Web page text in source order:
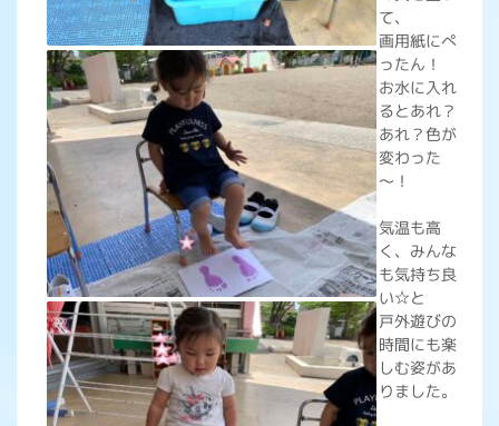
て、
画用紙にぺ
ったん！
お水に入れ
るとあれ？
あれ？色が
変わった
～！
気温も高
く、みんな
も気持ち良
い☆と
戸外遊びの
時間にも楽
しむ姿があ
りました。